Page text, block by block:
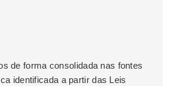
de forma consolidada nas fontes
identificada a partir das Leis